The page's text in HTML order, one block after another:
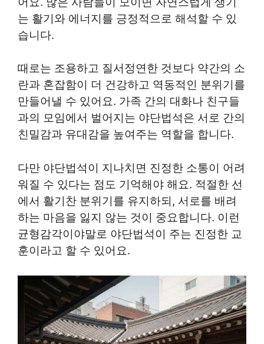
는 활기와 에너지를 긍정적으로 해석할 수 있
습니다.
때로는 조용하고 질서정연한 것보다 약간의 소
란과 혼잡함이 더 건강하고 역동적인 분위기를
만들어낼 수 있어요. 가족 간의 대화나 친구들
과의 모임에서 벌어지는 야단법석은 서로 간의
친밀감과 유대감을 높여주는 역할을 합니다.
다만 야단법석이 지나치면 진정한 소통이 어려
워질 수 있다는 점도 기억해야 해요. 적절한 선
에서 활기찬 분위기를 유지하되, 서로를 배려
하는 마음을 잃지 않는 것이 중요합니다. 이런
균형감각이야말로 야단법석이 주는 진정한 교
훈이라고 할 수 있어요.